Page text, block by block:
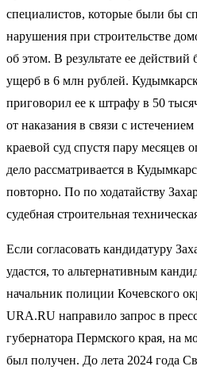
специалистов, которые были бы
нарушения при строительстве
об этом. В результате ее
ущерб в 6 млн рублей.
приговорил ее к штрафу в 50
от наказания в связи с
краевой суд спустя пару месяцев
дело рассматривается в
повторно. По по ходатайству
судебная строительная
Если согласовать кандидатуру
удастся, то альтернативным
начальник полиции Кочевского
URA.RU направило запрос в
губернатора Пермского края, на
был получен. До лета 2024 года